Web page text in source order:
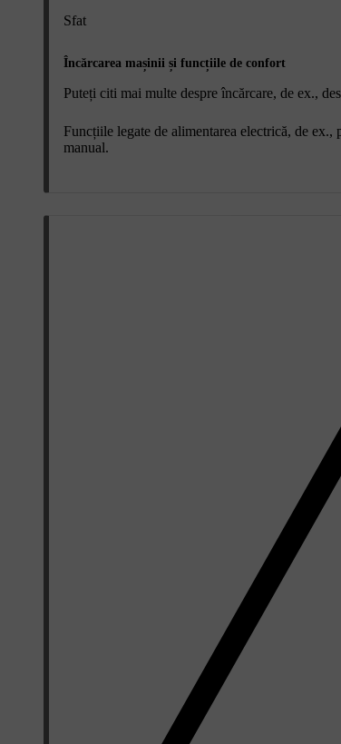
Sfat
Încărcarea mașinii și funcțiile de confort
Puteți citi mai multe despre încărcare, de ex.,
Funcțiile legate de alimentarea electrică, de
manual.